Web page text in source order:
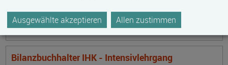
Vollzeit
Präsenzveranstaltung
Bilanzbuchhalter IHK - Intensivlehrgang
Ausgewählte akzeptieren Allen zustimmen